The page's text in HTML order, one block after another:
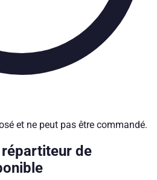
ab 2006 - 2011 Doppelkabine
ab 2006+ Dual Cab
et ne peut pas être commandé.
de